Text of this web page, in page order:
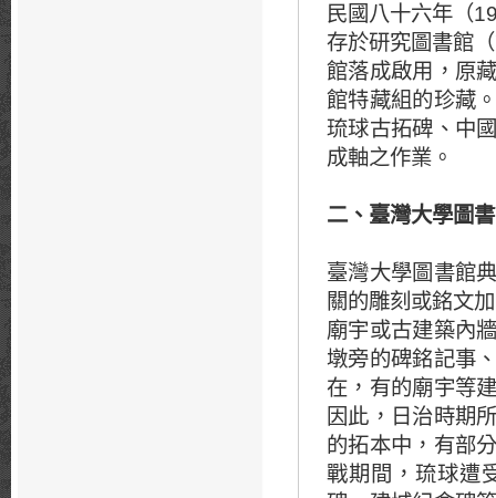
民國八十六年（
存於研究圖書館
館落成啟用，原
館特藏組的珍藏
琉球古拓碑、中
成軸之作業。
二、臺灣大學圖
臺灣大學圖書館
關的雕刻或銘文
廟宇或古建築內
墩旁的碑銘記事
在，有的廟宇等
因此，日治時期
的拓本中，有部
戰期間，琉球遭